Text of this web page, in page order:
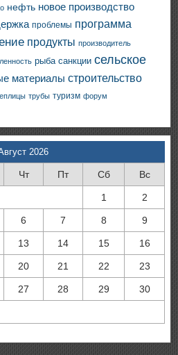
нефть новое производство
проблемы программа
продукты производитель
рыба санкции сельское
материалы строительство
трубы туризм форум
2026
Чт Пт Сб Вс
1 2
6 7 8 9
13 14 15 16
20 21 22 23
27 28 29 30